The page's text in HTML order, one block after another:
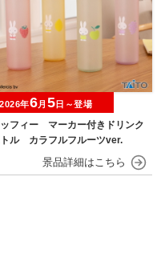
ッフィー マーカー付きドリンク
ル カラフルフルーツver.
2026年6月 5日～登場